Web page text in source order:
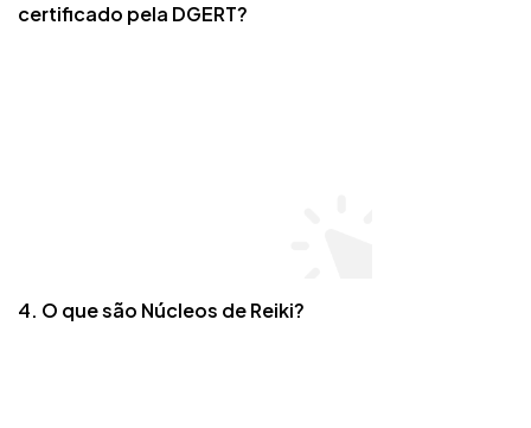
certificado pela DGERT?
4. O que são Núcleos de Reiki?